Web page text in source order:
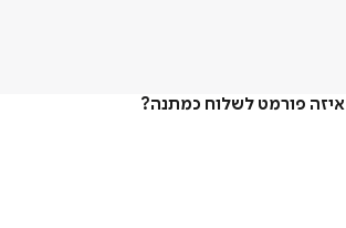
איזה פורמט לשלוח כמתנה?